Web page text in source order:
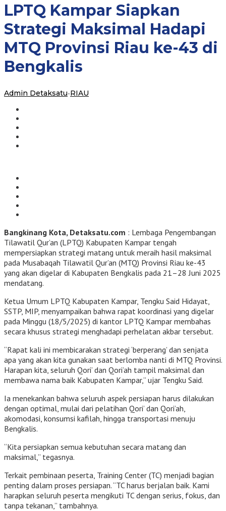
LPTQ Kampar Siapkan
Strategi Maksimal Hadapi
MTQ Provinsi Riau ke-43 di
Bengkalis
Admin Detaksatu-RIAU
Bangkinang Kota, Detaksatu.com : Lembaga Pengembangan
Tilawatil Qur’an (LPTQ) Kabupaten Kampar tengah
mempersiapkan strategi matang untuk meraih hasil maksimal
pada Musabaqah Tilawatil Qur’an (MTQ) Provinsi Riau ke-43
yang akan digelar di Kabupaten Bengkalis pada 21–28 Juni 2025
mendatang.
Ketua Umum LPTQ Kabupaten Kampar, Tengku Said Hidayat,
SSTP, MIP, menyampaikan bahwa rapat koordinasi yang digelar
pada Minggu (18/5/2025) di kantor LPTQ Kampar membahas
secara khusus strategi menghadapi perhelatan akbar tersebut.
“Rapat kali ini membicarakan strategi ‘berperang’ dan senjata
apa yang akan kita gunakan saat berlomba nanti di MTQ Provinsi.
Harapan kita, seluruh Qori’ dan Qori’ah tampil maksimal dan
membawa nama baik Kabupaten Kampar,” ujar Tengku Said.
Ia menekankan bahwa seluruh aspek persiapan harus dilakukan
dengan optimal, mulai dari pelatihan Qori’ dan Qori’ah,
akomodasi, konsumsi kafilah, hingga transportasi menuju
Bengkalis.
“Kita persiapkan semua kebutuhan secara matang dan
maksimal,” tegasnya.
Terkait pembinaan peserta, Training Center (TC) menjadi bagian
penting dalam proses persiapan. “TC harus berjalan baik. Kami
harapkan seluruh peserta mengikuti TC dengan serius, fokus, dan
tanpa tekanan,” tambahnya.